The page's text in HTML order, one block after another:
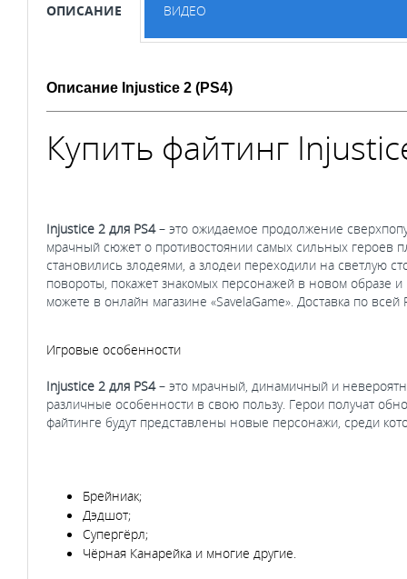
ОПИСАНИЕ ВИДЕО
Описание Injustice 2 (PS4)
Купить файтинг
Injustice 2 для PS4– это ожидаемое продолжение
мрачный сюжет о противостоянии самых сильных героев
становились злодеями, а злодеи переходили на светлую
повороты, покажет знакомых персонажей в новом образе
можете в онлайн магазине «SavelaGame». Доставка по всей
Игровые особенности
Injustice 2 для PS4– это мрачный, динамичный и
различные особенности в свою пользу. Герои получат
файтинге будут представлены новые персонажи, среди
Брейниак;
Дэдшот;
Супергёрл;
Чёрная Канарейка и многие другие.